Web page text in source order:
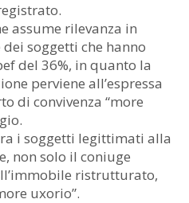
assume rilevanza in
soggetti che hanno
del 36%, in quanto la
perviene all’espressa
di convivenza “more
i soggetti legittimati alla
non solo il coniuge
ristrutturato,
uxorio”.